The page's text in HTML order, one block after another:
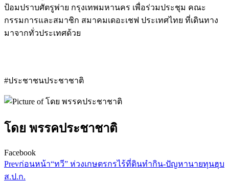
ป้อมปราบศัตรูพ่าย กรุงเทพมหานคร เพื่อร่วมประชุม คณะ
กรรมการและสมาชิก สมาคมเดอะเชฟ ประเทศไทย ที่เดินทาง
มาจากทั่วประเทศด้วย
#ประชาชนประชาชาติ
โดย พรรคประชาชาติ
Facebook
Prevก่อนหน้า“ทวี” ห่วงเกษตรกรไร้ที่ดินทำกิน-ปัญหานายทุนฮุบ
ส.ป.ก.